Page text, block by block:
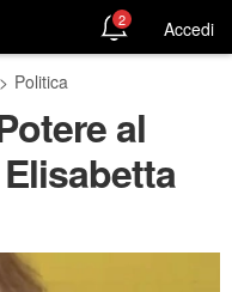
2 Accedi
> Politica
al